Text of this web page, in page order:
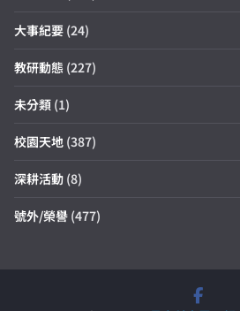
大事紀要 (24)
教研動態 (227)
未分類 (1)
校園天地 (387)
深耕活動 (8)
號外/榮譽 (477)